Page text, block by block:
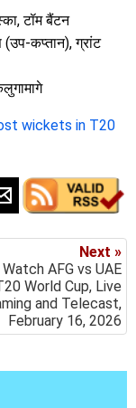
टॉम बैंटन
कप्तान), ग्रांट
wickets in T20
Next »
AFG vs UAE
World Cup, Live
and Telecast,
February 16, 2026